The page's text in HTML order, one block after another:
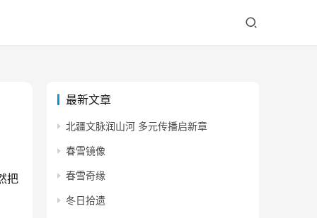
把
最新文章
北疆文脉润山河 多元传播启新章
春雪镜像
春雪奇缘
冬日拾遗